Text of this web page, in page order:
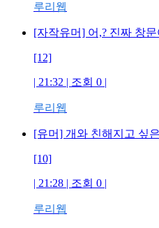
루리웹
[자작유머] 어,? 진짜 창
[12]
| 21:32 | 조회 0 |
루리웹
[유머] 개와 친해지고 싶
[10]
| 21:28 | 조회 0 |
루리웹